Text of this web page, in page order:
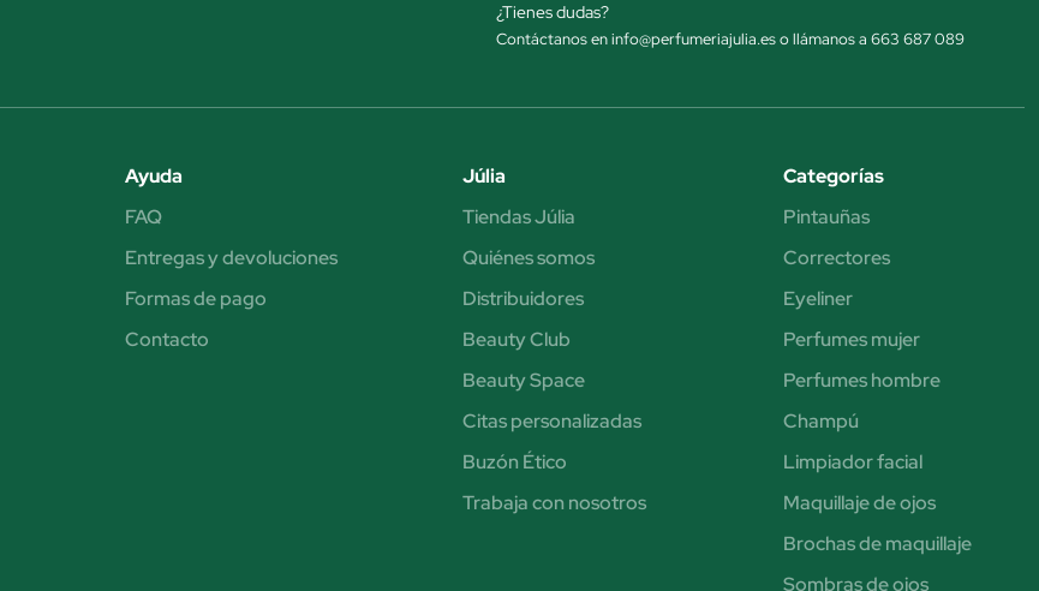
¿Tienes dudas?
Contáctanos en info@perfumeriajulia.es o llámanos a 663 687 089
Ayuda
FAQ
Entregas y devoluciones
Formas de pago
Contacto
Júlia
Tiendas Júlia
Quiénes somos
Distribuidores
Beauty Club
Beauty Space
Citas personalizadas
Buzón Ético
Trabaja con nosotros
Categorías
Pintauñas
Correctores
Eyeliner
Perfumes mujer
Perfumes hombre
Champú
Limpiador facial
Maquillaje de ojos
Brochas de maquillaje
Sombras de ojos